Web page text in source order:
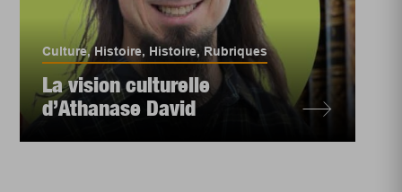
Culture,Histoire, Histoire, Rubriques
La vision culturelle
d’Athanase David